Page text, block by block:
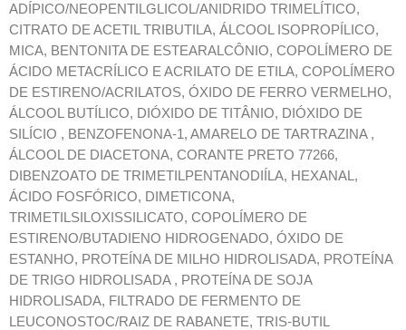
ADÍPICO/NEOPENTILGLICOL/ANIDRIDO TRIMELÍTICO,
CITRATO DE ACETIL TRIBUTILA, ÁLCOOL ISOPROPÍLICO,
MICA, BENTONITA DE ESTEARALCÔNIO, COPOLÍMERO DE
ÁCIDO METACRÍLICO E ACRILATO DE ETILA, COPOLÍMERO
DE ESTIRENO/ACRILATOS, ÓXIDO DE FERRO VERMELHO,
ÁLCOOL BUTÍLICO, DIÓXIDO DE TITÂNIO, DIÓXIDO DE
SILÍCIO , BENZOFENONA-1, AMARELO DE TARTRAZINA ,
ÁLCOOL DE DIACETONA, CORANTE PRETO 77266,
DIBENZOATO DE TRIMETILPENTANODIÍLA, HEXANAL,
ÁCIDO FOSFÓRICO, DIMETICONA,
TRIMETILSILOXISSILICATO, COPOLÍMERO DE
ESTIRENO/BUTADIENO HIDROGENADO, ÓXIDO DE
ESTANHO, PROTEÍNA DE MILHO HIDROLISADA, PROTEÍNA
DE TRIGO HIDROLISADA , PROTEÍNA DE SOJA
HIDROLISADA, FILTRADO DE FERMENTO DE
LEUCONOSTOC/RAIZ DE RABANETE, TRIS-BUTIL